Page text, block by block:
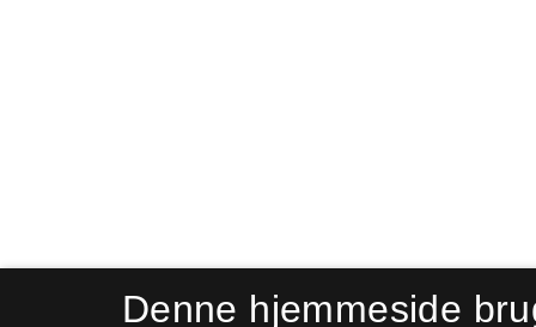
Denne hjemmeside